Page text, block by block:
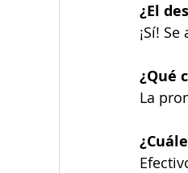
¿El
¡Sí!
¿Qué
La